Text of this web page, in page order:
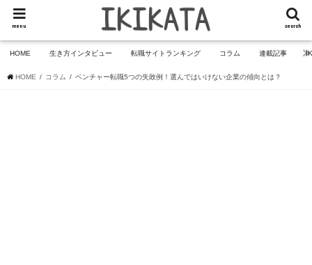
search
menu
HOME 生き方インタビュー 転職サイトランキング コラム 連載記事
HOME コラム ベンチャー転職5つの失敗例！選んではいけない企業の傾向とは？